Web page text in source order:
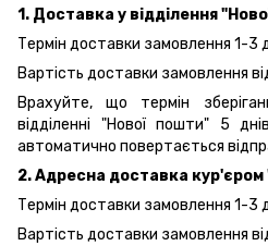
1. Доставка у відділення
Термін доставки замовлення 1-3
Вартість доставки замовлення
Врахуйте, що термін
відділенні "Нової пошти" 5
автоматично повертається
2. Адресна доставка
Термін доставки замовлення 1-3
Вартість доставки замовлення